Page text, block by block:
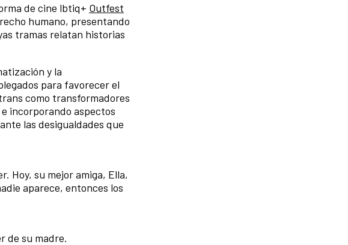
de cine lbtiq+ Outfest
humano, presentando
tramas relatan historias
y la
para favorecer el
como transformadores
incorporando aspectos
las desigualdades que
Hoy, su mejor amiga, Ella,
aparece, entonces los
de su madre.